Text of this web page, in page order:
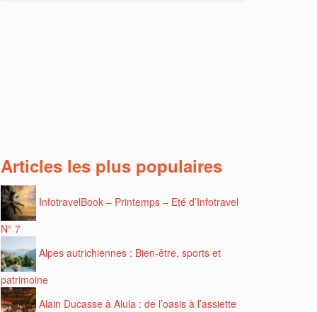
Articles les plus populaires
InfotravelBook – Printemps – Eté d’Infotravel
N° 7
Alpes autrichiennes : Bien-être, sports et
patrimoine
Alain Ducasse à Alula : de l’oasis à l’assiette